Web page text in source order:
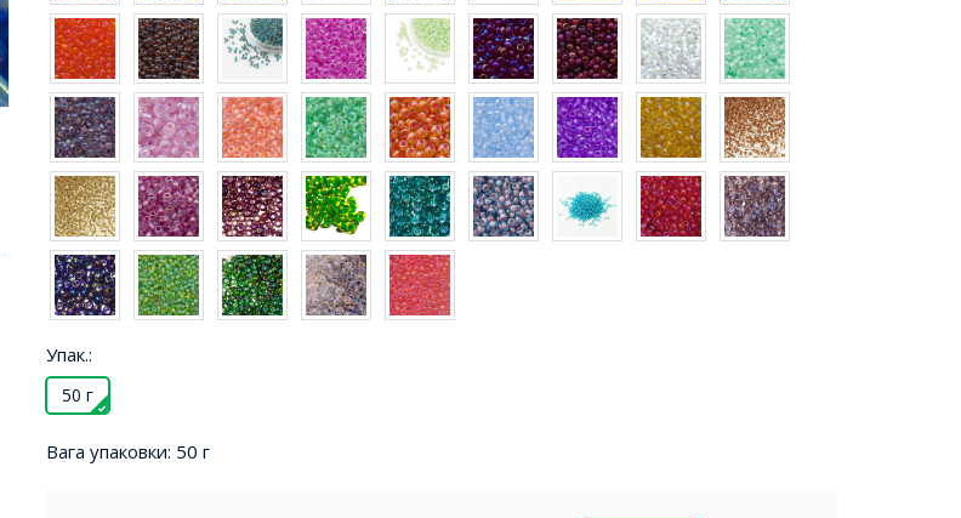
Упак.:
50 г
Вага упаковки: 50 г